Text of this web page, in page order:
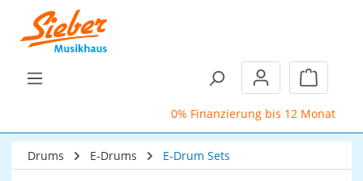
Zum Hauptinhalt springen
0% Finanzierung bis 12 Monate
Drums E-Drums E-Drum Sets